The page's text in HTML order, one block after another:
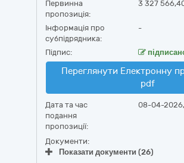
Первинна
пропозиція:
3 327
Інформація про
субпідрядника:
-
Підпис:
Переглянути Електронну
pdf
Дата та час
подання
пропозиції:
08-04-2026,
Документи:
Показати документи (26)